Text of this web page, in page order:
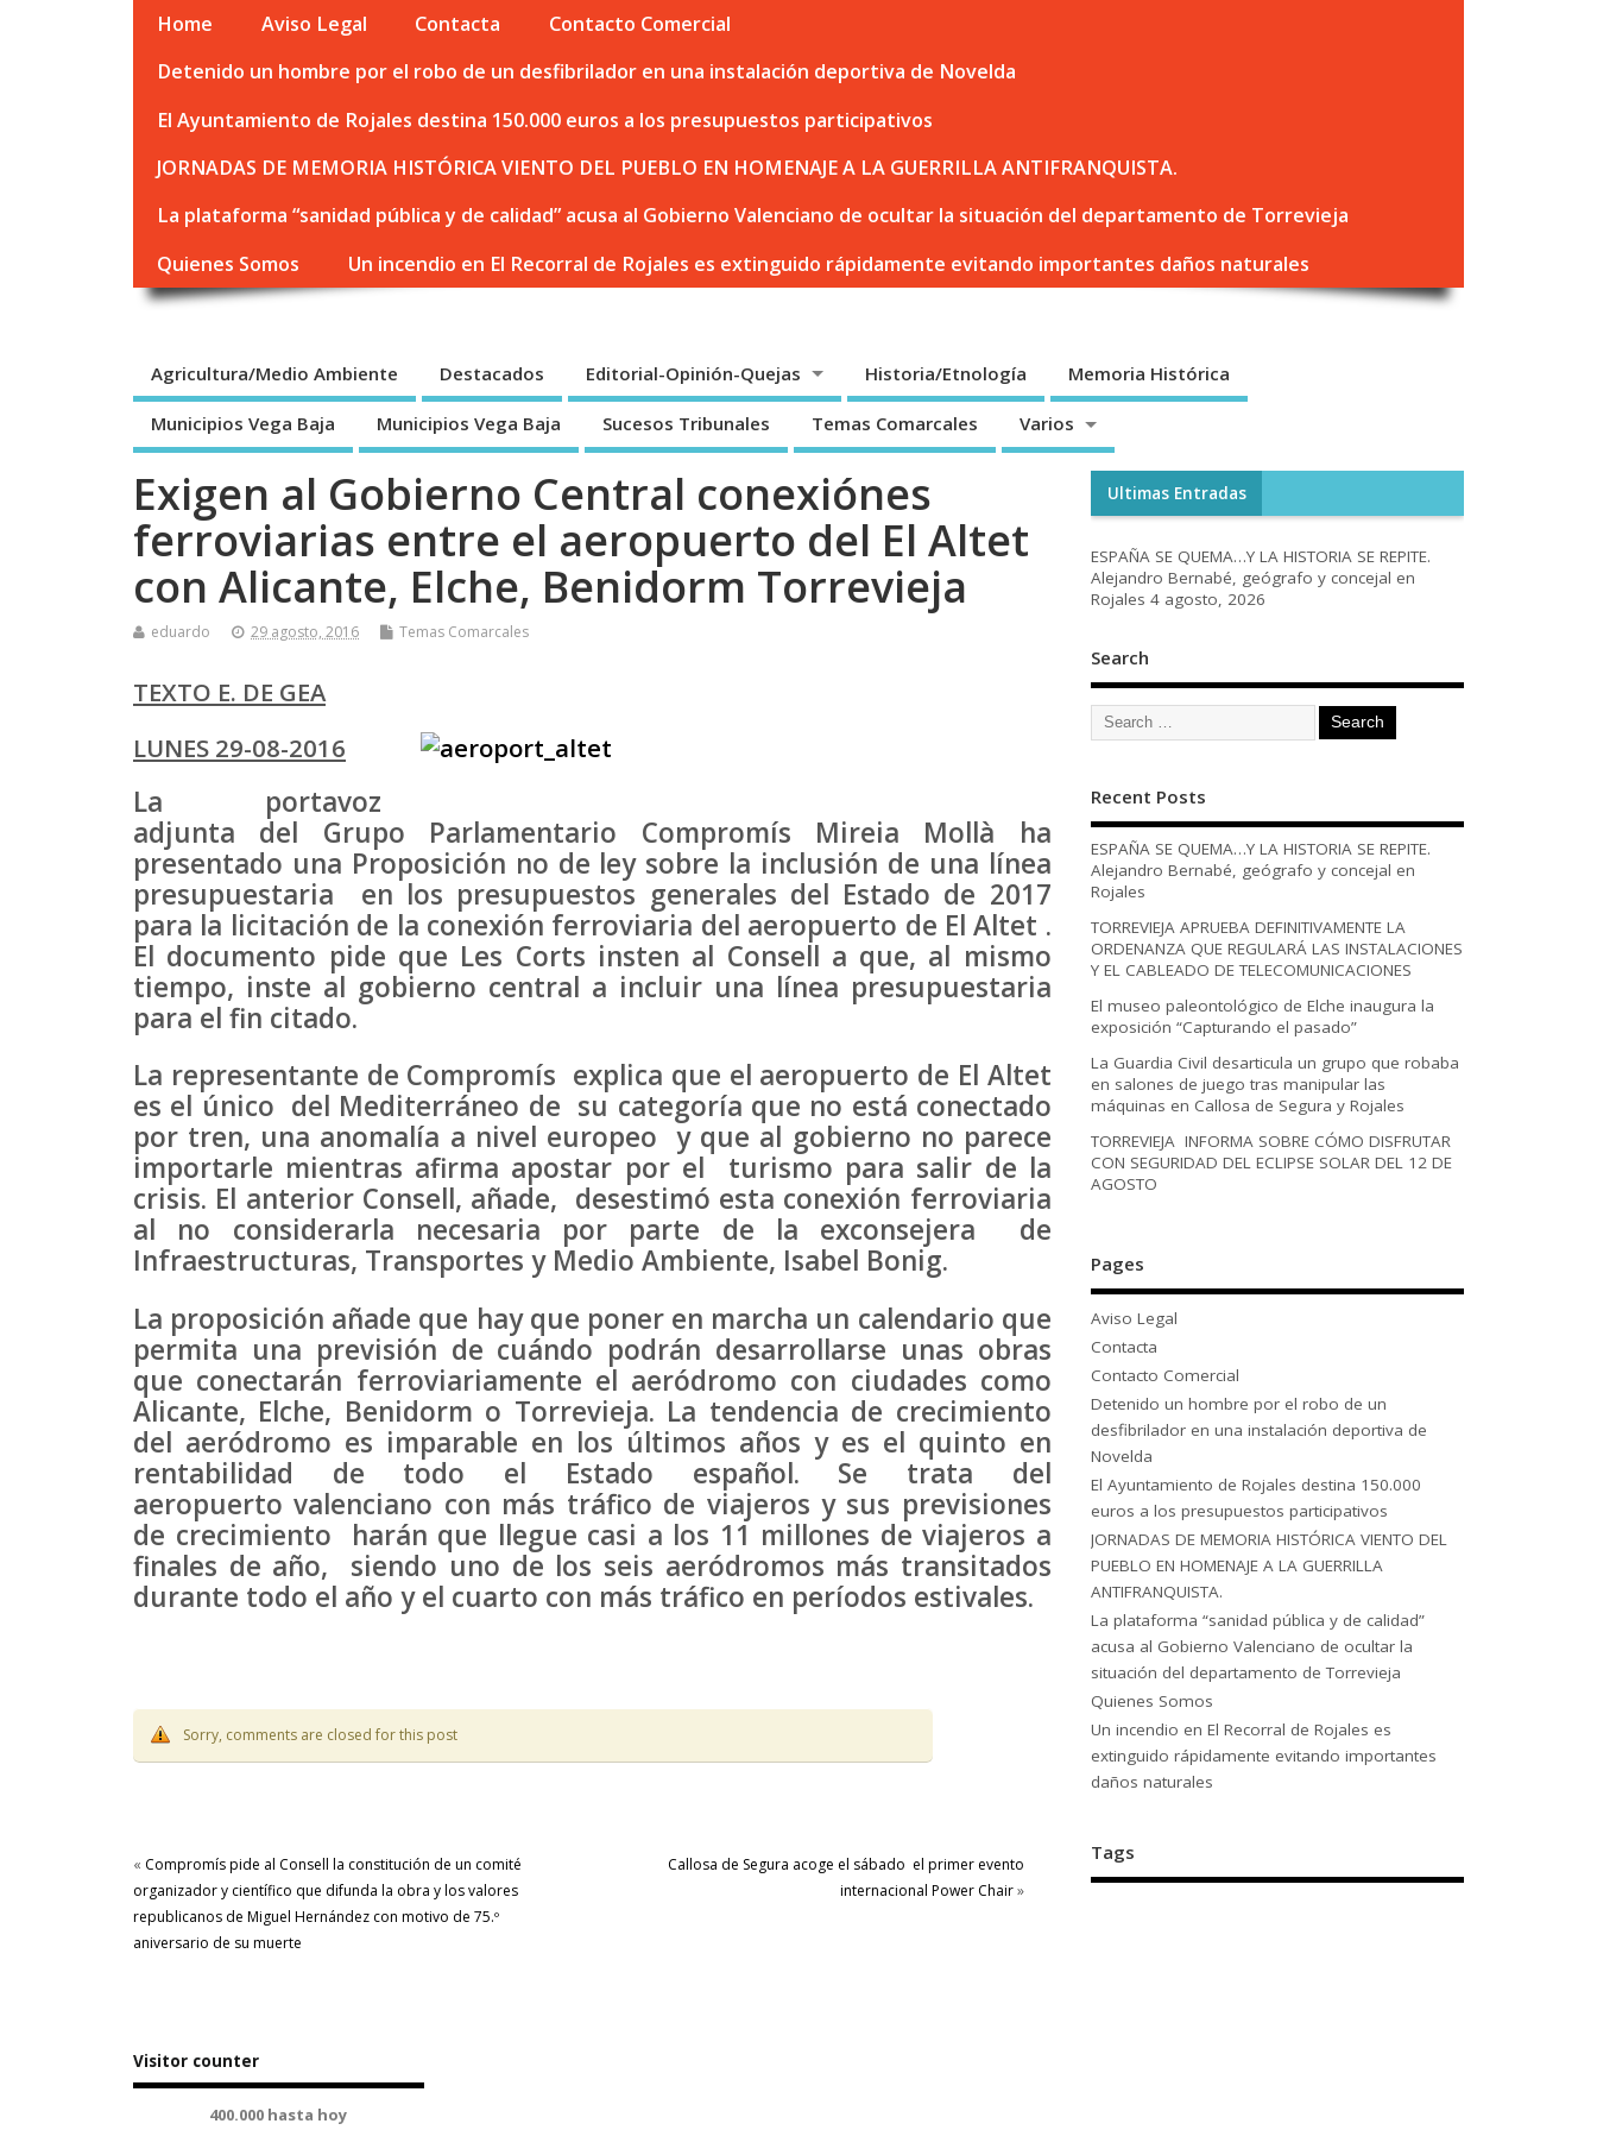
Home Aviso Legal Contacta
Contacto Comercial
Detenido un hombre por el robo de un desfibrilador en una instalación deportiva de Novelda
El Ayuntamiento de Rojales destina 150.000 euros a los presupuestos participativos
JORNADAS DE MEMORIA HISTÓRICA VIENTO DEL PUEBLO EN HOMENAJE A LA GUERRILLA ANTIFRANQUISTA.
La plataforma “sanidad pública y de calidad” acusa al Gobierno Valenciano de ocultar la situación del departamento de Torrevieja
Quienes Somos
Un incendio en El Recorral de Rojales es extinguido rápidamente evitando importantes daños naturales
Agricultura/Medio Ambiente Destacados Editorial-Opinión-Quejas Historia/Etnología Memoria Histórica
Municipios Vega Baja Municipios Vega Baja Sucesos Tribunales Temas Comarcales Varios
Exigen al Gobierno Central conexiónes
ferroviarias entre el aeropuerto del El Altet
con Alicante, Elche, Benidorm Torrevieja
eduardo 29 agosto, 2016 Temas Comarcales
TEXTO E. DE GEA
LUNES 29-08-2016
La portavoz
adjunta del Grupo Parlamentario Compromís Mireia Mollà ha
presentado una Proposición no de ley sobre la inclusión de una línea
presupuestaria en los presupuestos generales del Estado de 2017
para la licitación de la conexión ferroviaria del aeropuerto de El Altet .
El documento pide que Les Corts insten al Consell a que, al mismo
tiempo, inste al gobierno central a incluir una línea presupuestaria
para el fin citado.
La representante de Compromís explica que el aeropuerto de El Altet
es el único del Mediterráneo de su categoría que no está conectado
por tren, una anomalía a nivel europeo y que al gobierno no parece
importarle mientras afirma apostar por el turismo para salir de la
crisis. El anterior Consell, añade, desestimó esta conexión ferroviaria
al no considerarla necesaria por parte de la exconsejera de
Infraestructuras, Transportes y Medio Ambiente, Isabel Bonig.
La proposición añade que hay que poner en marcha un calendario que
permita una previsión de cuándo podrán desarrollarse unas obras
que conectarán ferroviariamente el aeródromo con ciudades como
Alicante, Elche, Benidorm o Torrevieja. La tendencia de crecimiento
del aeródromo es imparable en los últimos años y es el quinto en
rentabilidad de todo el Estado español. Se trata del
aeropuerto valenciano con más tráfico de viajeros y sus previsiones
de crecimiento harán que llegue casi a los 11 millones de viajeros a
finales de año, siendo uno de los seis aeródromos más transitados
durante todo el año y el cuarto con más tráfico en períodos estivales.
Sorry, comments are closed for this post
« Compromís pide al Consell la constitución de un comité
organizador y científico que difunda la obra y los valores
republicanos de Miguel Hernández con motivo de 75.º
aniversario de su muerte
Callosa de Segura acoge el sábado el primer evento
internacional Power Chair»
Ultimas Entradas
ESPAÑA SE QUEMA…Y LA HISTORIA SE REPITE.
Alejandro Bernabé, geógrafo y concejal en
Rojales 4 agosto, 2026
Search
Recent Posts
ESPAÑA SE QUEMA…Y LA HISTORIA SE REPITE.
Alejandro Bernabé, geógrafo y concejal en
Rojales
TORREVIEJA APRUEBA DEFINITIVAMENTE LA
ORDENANZA QUE REGULARÁ LAS INSTALACIONES
Y EL CABLEADO DE TELECOMUNICACIONES
El museo paleontológico de Elche inaugura la
exposición “Capturando el pasado”
La Guardia Civil desarticula un grupo que robaba
en salones de juego tras manipular las
máquinas en Callosa de Segura y Rojales
TORREVIEJA INFORMA SOBRE CÓMO DISFRUTAR
CON SEGURIDAD DEL ECLIPSE SOLAR DEL 12 DE
AGOSTO
Pages
Aviso Legal
Contacta
Contacto Comercial
Detenido un hombre por el robo de un
desfibrilador en una instalación deportiva de
Novelda
El Ayuntamiento de Rojales destina 150.000
euros a los presupuestos participativos
JORNADAS DE MEMORIA HISTÓRICA VIENTO DEL
PUEBLO EN HOMENAJE A LA GUERRILLA
ANTIFRANQUISTA.
La plataforma “sanidad pública y de calidad”
acusa al Gobierno Valenciano de ocultar la
situación del departamento de Torrevieja
Quienes Somos
Un incendio en El Recorral de Rojales es
extinguido rápidamente evitando importantes
daños naturales
Tags
Visitor counter
400.000 hasta hoy